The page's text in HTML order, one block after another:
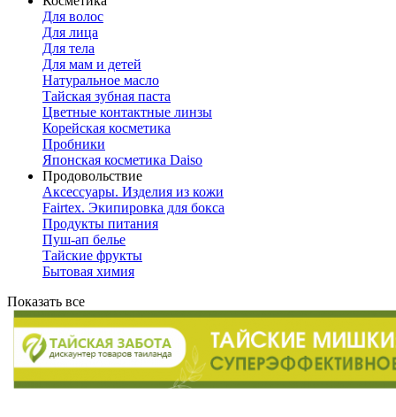
Для волос
Для лица
Для тела
Для мам и детей
Натуральное масло
Тайская зубная паста
Цветные контактные линзы
Корейская косметика
Пробники
Японская косметика Daiso
Продовольствие
Аксессуары. Изделия из кожи
Fairtex. Экипировка для бокса
Продукты питания
Пуш-ап белье
Тайские фрукты
Бытовая химия
Показать все